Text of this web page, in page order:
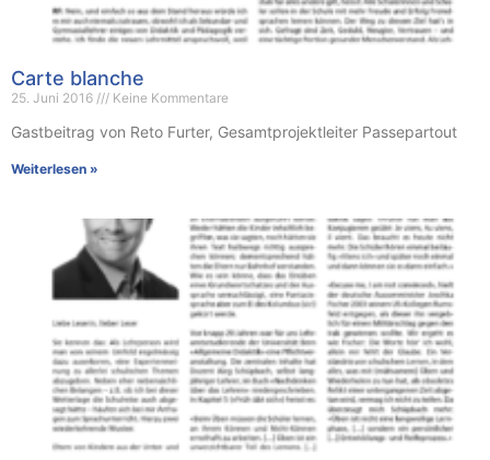
Carte blanche
25. Juni 2016 Keine Kommentare
Gastbeitrag von Reto Furter, Gesamtprojektleiter Passepartout
Weiterlesen »